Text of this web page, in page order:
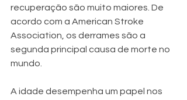
recuperação são muito maiores. De
acordo com a American Stroke
Association, os derrames são a
segunda principal causa de morte no
mundo.
A idade desempenha um papel nos